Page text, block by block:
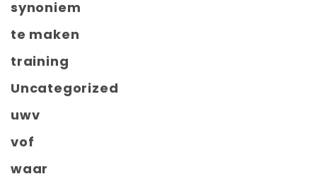
synoniem
te maken
training
Uncategorized
uwv
vof
waar